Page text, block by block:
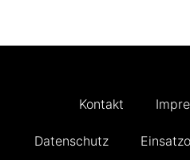
Kontakt
Datenschutz